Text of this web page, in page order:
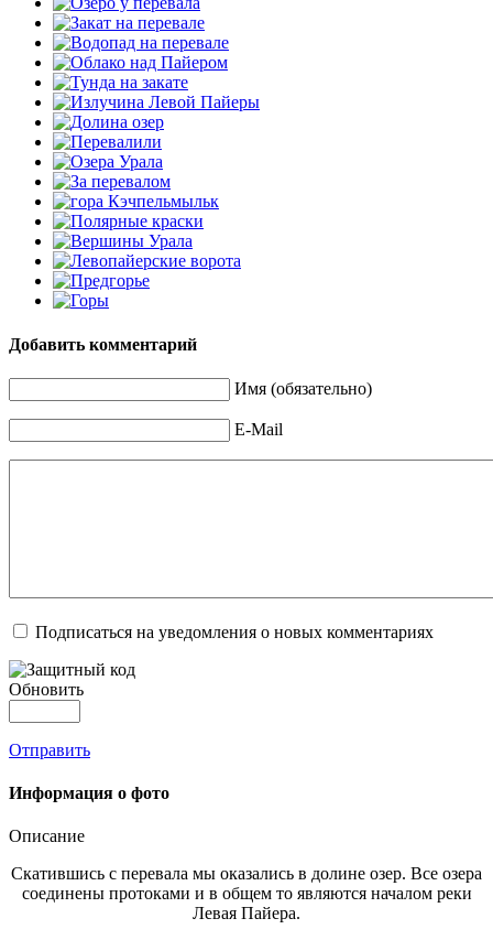
Добавить комментарий
Имя (обязательно)
E-Mail
Подписаться на уведомления о новых комментариях
Обновить
Отправить
Информация о фото
Описание
Скатившись с перевала мы оказались в долине озер. Все озера
соединены протоками и в общем то являются началом реки
Левая Пайера.